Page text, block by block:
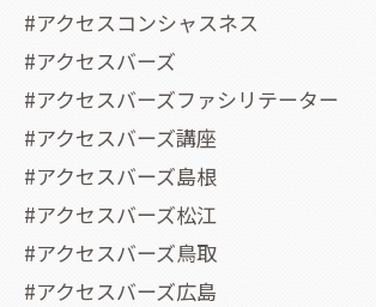
#アクセスコンシャスネス
#アクセスバーズ
#アクセスバーズファシリテーター
#アクセスバーズ講座
#アクセスバーズ島根
#アクセスバーズ松江
#アクセスバーズ鳥取
#アクセスバーズ広島